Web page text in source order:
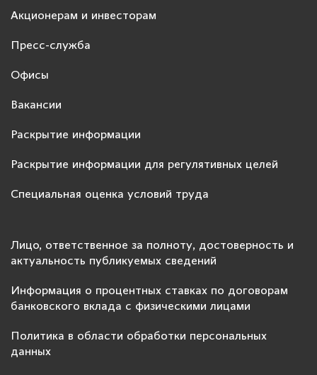
Акционерам и инвесторам
Пресс-служба
Офисы
Вакансии
Раскрытие информации
Раскрытие информации для регулятивных целей
Специальная оценка условий труда
Лицо, ответственное за полноту, достоверность и
актуальность публикуемых сведений
Информация о процентных ставках по договорам
банковского вклада с физическими лицами
Политика в области обработки персональных
данных